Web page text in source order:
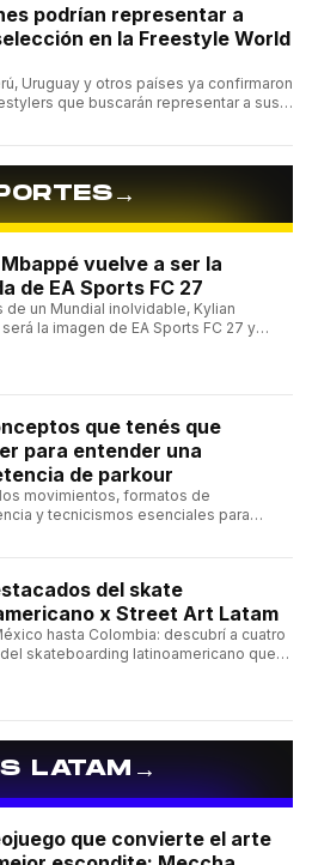
podrían representar a
en la Freestyle World
Uruguay y otros países ya confirmaron
que buscarán representar a sus
→
vuelve a ser la
de EA Sports FC 27
de un Mundial inolvidable, Kylian
la imagen de EA Sports FC 27 y
que tenés que
para entender una
de parkour
movimientos, formatos de
y tecnicismos esenciales para
del skate
x Street Art Latam
hasta Colombia: descubrí a cuatro
skateboarding latinoamericano que
LATAM →
que convierte el arte